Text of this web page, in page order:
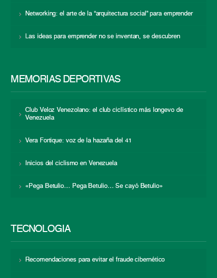
Networking: el arte de la “arquitectura social” para emprender
Las ideas para emprender no se inventan, se descubren
MEMORIAS DEPORTIVAS
Club Veloz Venezolano: el club ciclístico más longevo de
Venezuela
Vera Fortique: voz de la hazaña del 41
Inicios del ciclismo en Venezuela
«Pega Betulio… Pega Betulio… Se cayó Betulio»
TECNOLOGÍA
Recomendaciones para evitar el fraude cibernético